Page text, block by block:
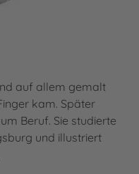
auf allem gemalt
kam. Später
Beruf. Sie studierte
und illustriert